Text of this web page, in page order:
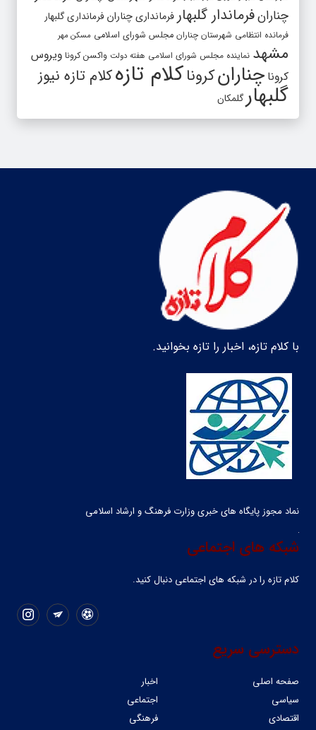
چنارانفرماندار گلبهار فرمانداری چناران فرمانداری گلبهار
فرمانده انتظامی شهرستان چناران مجلس شورای اسلامی مسکن مهر
مشهد نماینده مجلس شورای اسلامی هفته دولت واکسن کرونا ویروس
کرونا چنارانکروناکلام تازهکلام تازه نیوز
گلبهار گلمکان
با کلام تازه، اخبار را تازه بخوانید.
نماد مجوز پایگاه های خبری وزارت فرهنگ و ارشاد اسلامی
شبکه های اجتماعی
کلام تازه را در شبکه ‌های اجتماعی دنبال کنید.
دسترسی سریع
صفحه اصلی
اخبار
سیاسی
اجتماعی
اقتصادی
فرهنگی